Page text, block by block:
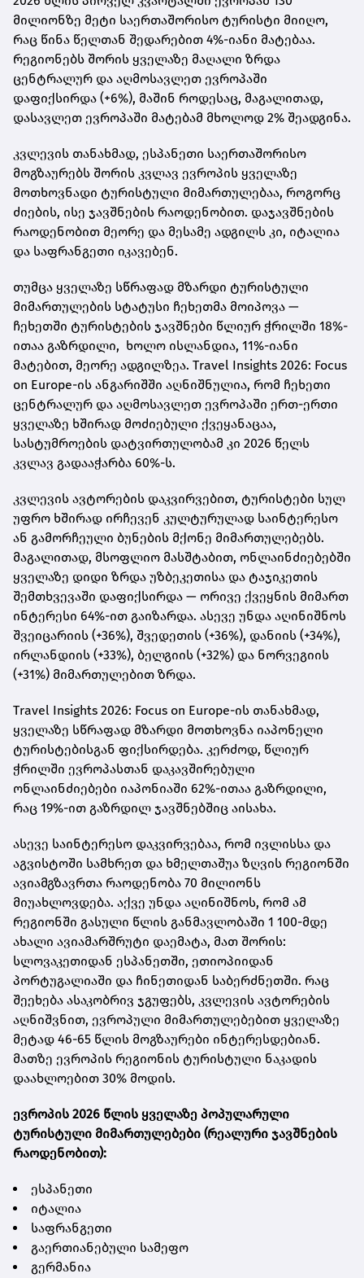
მილიონზე მეტი საერთაშორისო ტურისტი მიიღო,
რაც წინა წელთან შედარებით 4%-იანი მატებაა.
რეგიონებს შორის ყველაზე მაღალი ზრდა
ცენტრალურ და აღმოსავლეთ ევროპაში
დაფიქსირდა (+6%), მაშინ როდესაც, მაგალითად,
დასავლეთ ევროპაში მატებამ მხოლოდ 2% შეადგინა.
კვლევის თანახმად, ესპანეთი საერთაშორისო
მოგზაურებს შორის კვლავ ევროპის ყველაზე
მოთხოვნადი ტურისტული მიმართულებაა, როგორც
ძიების, ისე ჯავშნების რაოდენობით. დაჯავშნების
რაოდენობით მეორე და მესამე ადგილს კი, იტალია
და საფრანგეთი იკავებენ.
თუმცა ყველაზე სწრაფად მზარდი ტურისტული
მიმართულების სტატუსი ჩეხეთმა მოიპოვა —
ჩეხეთში ტურისტების ჯავშნები წლიურ ჭრილში 18%-
ითაა გაზრდილი, ხოლო ისლანდია, 11%-იანი
მატებით, მეორე ადგილზეა. Travel Insights 2026: Focus
on Europe-ის ანგარიშში აღნიშნულია, რომ ჩეხეთი
ცენტრალურ და აღმოსავლეთ ევროპაში ერთ-ერთი
ყველაზე ხშირად მოძიებული ქვეყანაცაა,
სასტუმროების დატვირთულობამ კი 2026 წელს
კვლავ გადააჭარბა 60%-ს.
კვლევის ავტორების დაკვირვებით, ტურისტები სულ
უფრო ხშირად ირჩევენ კულტურულად საინტერესო
ან გამორჩეული ბუნების მქონე მიმართულებებს.
მაგალითად, მსოფლიო მასშტაბით, ონლაინძიებებში
ყველაზე დიდი ზრდა უზბეკეთისა და ტაჯიკეთის
შემთხვევაში დაფიქსირდა — ორივე ქვეყნის მიმართ
ინტერესი 64%-ით გაიზარდა. ასევე უნდა აღინიშნოს
შვეიცარიის (+36%), შვედეთის (+36%), დანიის (+34%),
ირლანდიის (+33%), ბელგიის (+32%) და ნორვეგიის
(+31%) მიმართულებით ზრდა.
Travel Insights 2026: Focus on Europe-ის თანახმად,
ყველაზე სწრაფად მზარდი მოთხოვნა იაპონელი
ტურისტებისგან ფიქსირდება. კერძოდ, წლიურ
ჭრილში ევროპასთან დაკავშირებული
ონლაინძიებები იაპონიაში 62%-ითაა გაზრდილი,
რაც 19%-ით გაზრდილ ჯავშნებშიც აისახა.
ასევე საინტერესო დაკვირვებაა, რომ ივლისსა და
აგვისტოში სამხრეთ და ხმელთაშუა ზღვის რეგიონში
ავიამგზავრთა რაოდენობა 70 მილიონს
მიუახლოვდება. აქვე უნდა აღინიშნოს, რომ ამ
რეგიონში გასული წლის განმავლობაში 1 100-მდე
ახალი ავიამარშრუტი დაემატა, მათ შორის:
სლოვაკეთიდან ესპანეთში, ეთიოპიიდან
პორტუგალიაში და ჩინეთიდან საბერძნეთში. რაც
შეეხება ასაკობრივ ჯგუფებს, კვლევის ავტორების
აღნიშვნით, ევროპული მიმართულებებით ყველაზე
მეტად 46-65 წლის მოგზაურები ინტერესდებიან.
მათზე ევროპის რეგიონის ტურისტული ნაკადის
დაახლოებით 30% მოდის.
ევროპის 2026 წლის ყველაზე პოპულარული
ტურისტული მიმართულებები (რეალური ჯავშნების
რაოდენობით):
ესპანეთი
იტალია
საფრანგეთი
გაერთიანებული სამეფო
გერმანია